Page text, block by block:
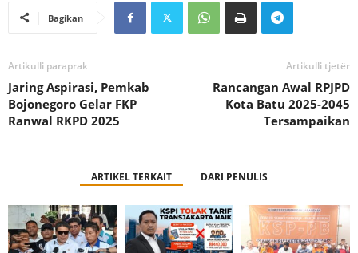
Bagikan
Artikulli paraprak
Jaring Aspirasi, Pemkab
Bojonegoro Gelar FKP
Ranwal RKPD 2025
Artikulli tjetër
Rancangan Awal RPJPD
Kota Batu 2025-2045
Tersampaikan
ARTIKEL TERKAIT DARI PENULIS